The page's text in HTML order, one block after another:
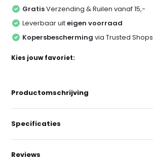
GratisVerzending & Ruilen vanaf 15,-
Leverbaar uiteigen voorraad
Kopersbescherming via Trusted Shops
Kies jouw favoriet:
Productomschrijving
Specificaties
Reviews